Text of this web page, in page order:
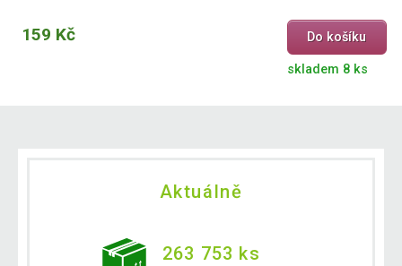
159 Kč Do košíku
skladem 8 ks
Aktuálně
263 753 ks